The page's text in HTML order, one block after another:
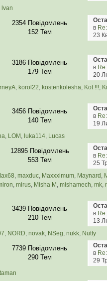
lvan
2354 Повідомлень
152 Тем
в
23
3186 Повідомлень
179 Тем
в
20
, korol22, kostenkolesha, Kot !!!,
3456 Повідомлень
140 Тем
в
19
, LOM , luka114, Lucas
12895 Повідомлень
553 Тем
в
25
, maxduc, Maxxximum, Maynard ,
, mirus, Misha M , mishamech, mk,
3439 Повідомлень
210 Тем
в
13
, NORD, novak, NSeg, nukk, Nutty
7739 Повідомлень
290 Тем
в
29